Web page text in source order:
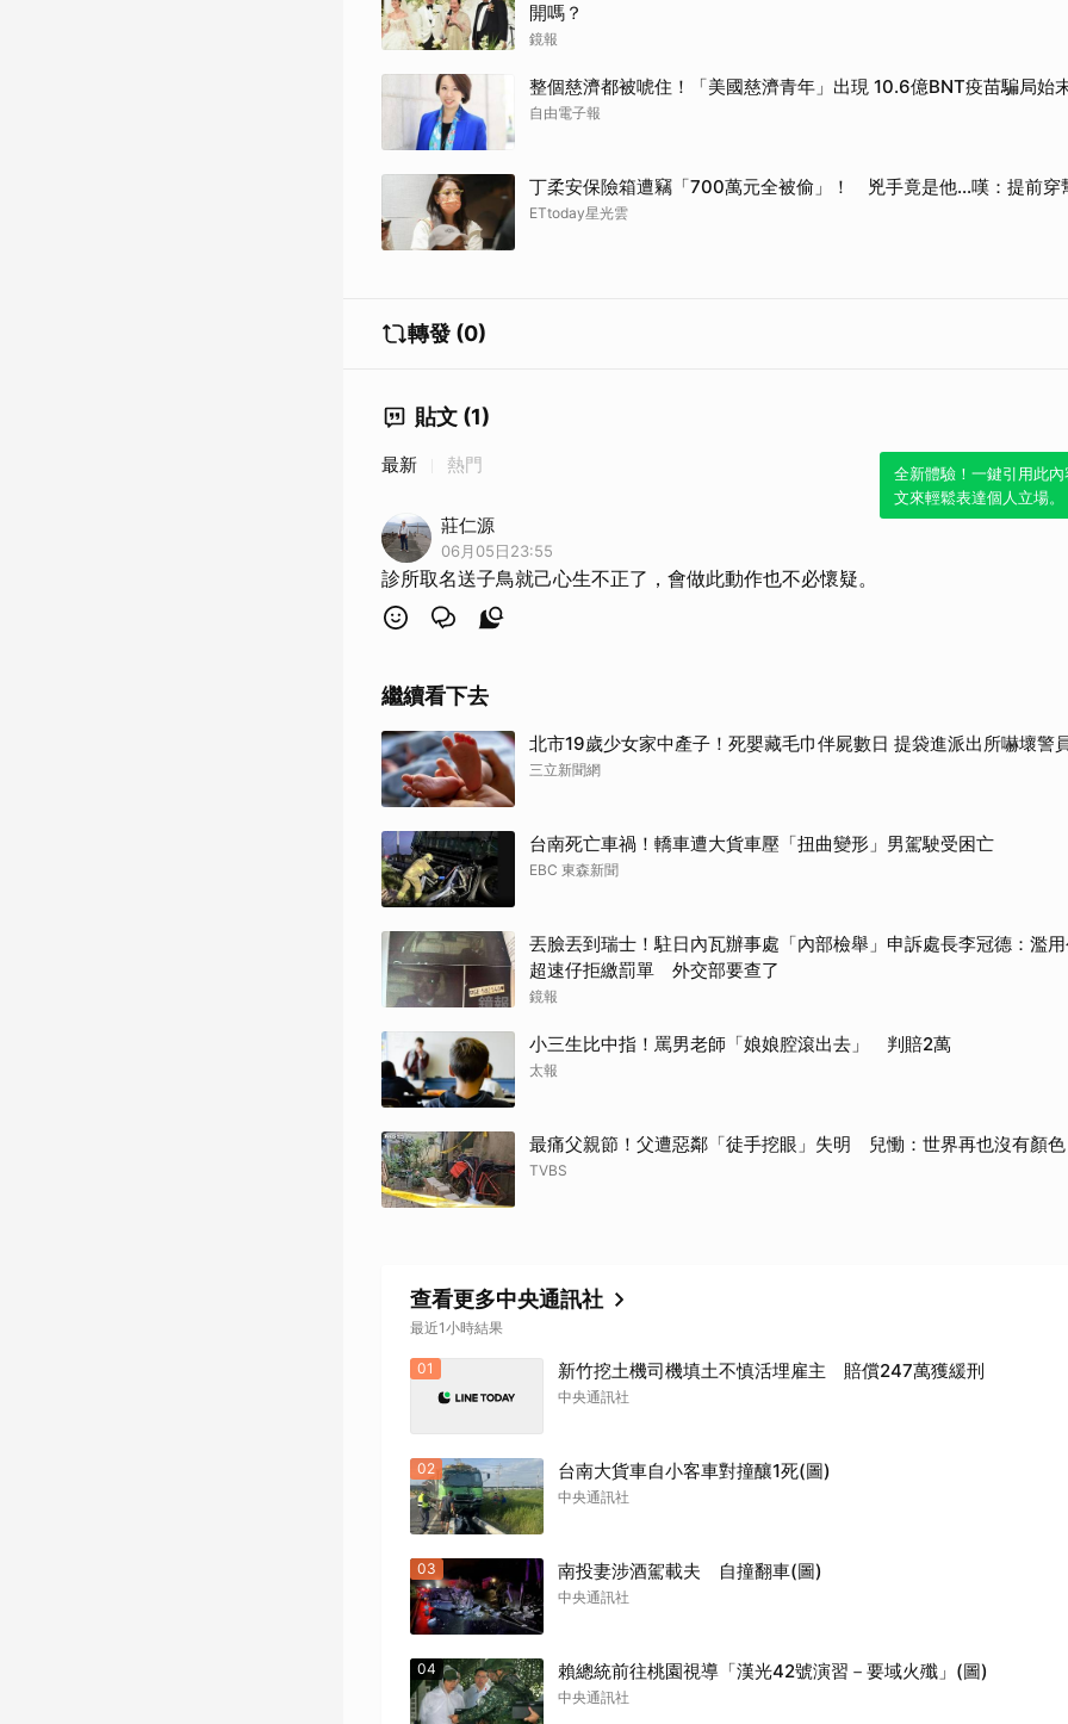
開嗎？
鏡報
整個慈濟都被唬住！「美國慈濟青年」出現 10.6億BNT疫苗騙局始
自由電子報
丁柔安保險箱遭竊「700萬元全被偷」！ 兇手竟是他...嘆：提前穿
ETtoday星光雲
轉發 (0)
貼文 (1)
全新體驗！一鍵引用此
文來輕鬆表達個人立場。
最新 熱門
莊仁源
06月05日23:55
診所取名送子鳥就己心生不正了，會做此動作也不必懷疑。
繼續看下去
北市19歲少女家中產子！死嬰藏毛巾伴屍數日 提袋進派出所嚇壞警
三立新聞網
台南死亡車禍！轎車遭大貨車壓「扭曲變形」男駕駛受困亡
EBC 東森新聞
丟臉丟到瑞士！駐日內瓦辦事處「內部檢舉」申訴處長李冠德：濫用
超速仔拒繳罰單 外交部要查了
鏡報
小三生比中指！罵男老師「娘娘腔滾出去」 判賠2萬
太報
最痛父親節！父遭惡鄰「徒手挖眼」失明 兒慟：世界再也沒有顏色
TVBS
查看更多中央通訊社
最近1小時結果
01 新竹挖土機司機填土不慎活埋雇主 賠償247萬獲緩刑
中央通訊社
02 台南大貨車自小客車對撞釀1死(圖)
中央通訊社
03 南投妻涉酒駕載夫 自撞翻車(圖)
中央通訊社
04 賴總統前往桃園視導「漢光42號演習－要域火殲」(圖)
中央通訊社